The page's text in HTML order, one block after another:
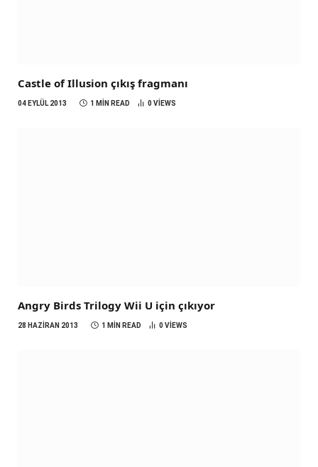
Castle of Illusion çıkış fragmanı
04 EYLÜL 2013 1 MIN READ 0 VIEWS
Angry Birds Trilogy Wii U için çıkıyor
28 HAZIRAN 2013 1 MIN READ 0 VIEWS